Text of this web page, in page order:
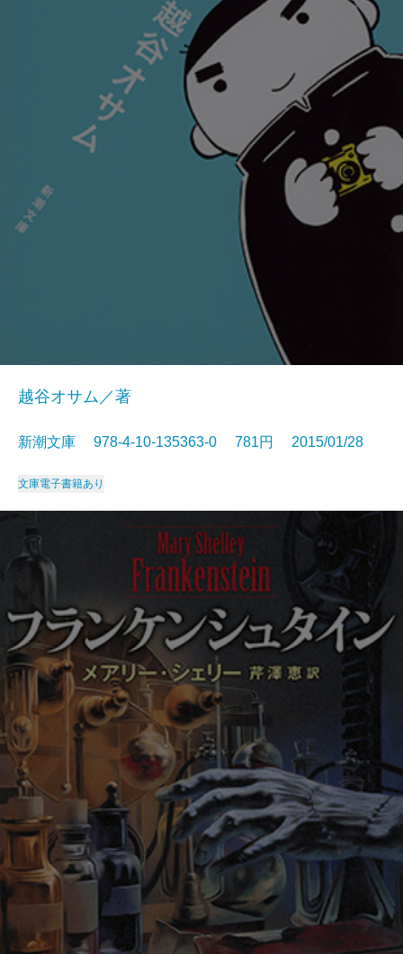
越谷オサム／著
新潮文庫 978-4-10-135363-0 781円 2015/01/28
文庫電子書籍あり